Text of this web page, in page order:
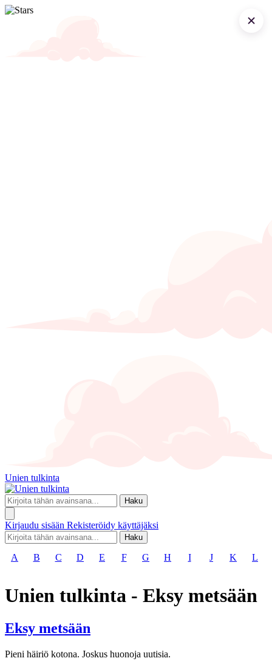
Unien tulkinta
Haku
Kirjaudu sisään Rekisteröidy käyttäjäksi
Haku
A B C D E F G H I J K L
Unien tulkinta - Eksy metsään
Eksy metsään
Pieni häiriö kotona. Joskus huonoja uutisia.